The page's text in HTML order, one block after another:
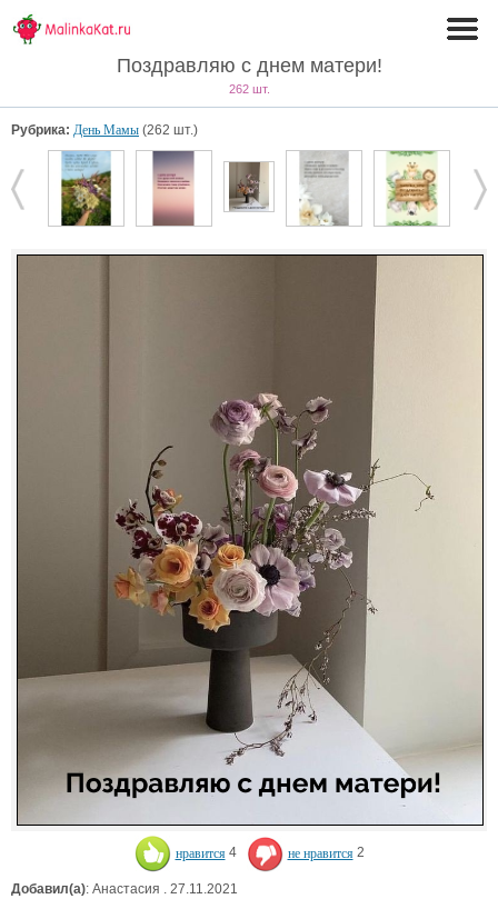
Поздравляю с днем матери!
262 шт.
Рубрика: День Мамы (262 шт.)
нравится 4 не нравится 2
Добавил(а): Анастасия . 27.11.2021